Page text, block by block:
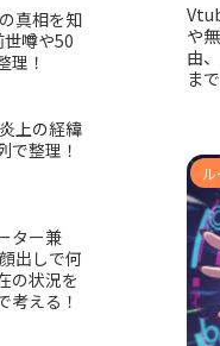
や
由
ま
で
式
真相を知
噂や50
理！
上の経緯
で整理！
ター兼
出しで何
の状況を
考える！